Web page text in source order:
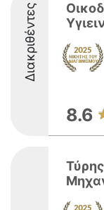
Διακριθέντες
8.6